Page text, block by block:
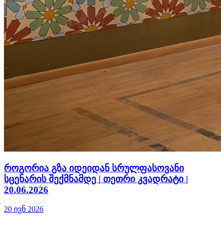
როგორია გზა იდეიდან სრულფასოვანი
სცენარის შექმნამდე | თეთრი კვადრატი |
20.06.2026
20 ივნ 2026